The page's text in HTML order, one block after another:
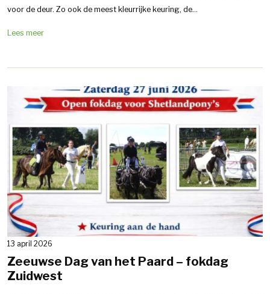
voor de deur. Zo ook de meest kleurrijke keuring, de...
Lees meer
13 april 2026
Zeeuwse Dag van het Paard – fokdag
Zuidwest